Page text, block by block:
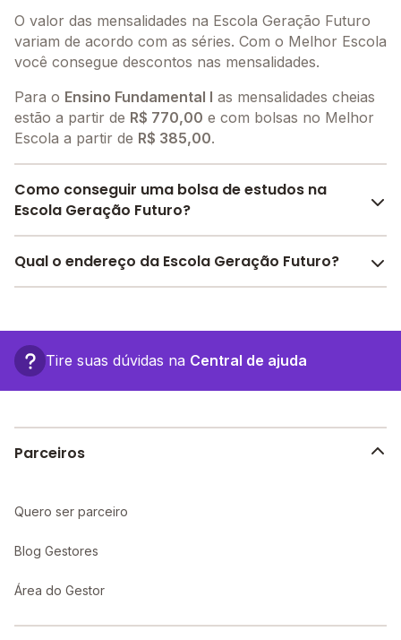
O valor das mensalidades na Escola Geração Futuro
variam de acordo com as séries. Com o Melhor Escola
você consegue descontos nas mensalidades.
Para o Ensino Fundamental I as mensalidades cheias
estão a partir de R$ 770,00 e com bolsas no Melhor
Escola a partir de R$ 385,00.
Como conseguir uma bolsa de estudos na
Escola Geração Futuro?
O Melhor Escola oferece descontos para a Escola
Qual o endereço da Escola Geração Futuro?
Mascarenhas, 100 - Maceió - AL.
Tire suas dúvidas na Central de ajuda
Parceiros
Quero ser parceiro
Blog Gestores
Área do Gestor